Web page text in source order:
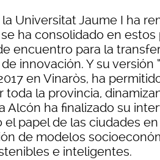
Universitat Jaume I ha
ha consolidado en estos
encuentro para la
innovación. Y su versión
en Vinaròs, ha
toda la provincia,
Alcón ha finalizado su
papel de las ciudades en
de modelos
e inteligentes.